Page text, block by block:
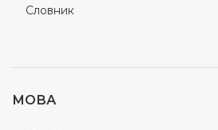
Словник
МОВА